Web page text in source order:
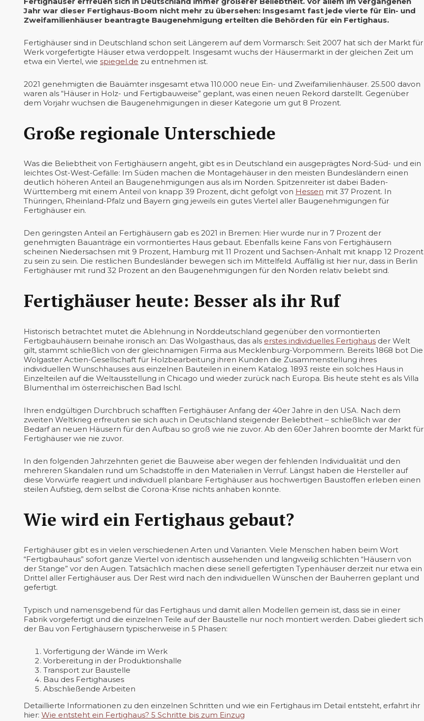
Jahr war dieser Fertighaus-Boom nicht mehr zu übersehen: Insgesamt fast jede vierte für Ein- und
Zweifamilienhäuser beantragte Baugenehmigung erteilten die Behörden für ein Fertighaus.
Fertighäuser sind in Deutschland schon seit Längerem auf dem Vormarsch: Seit 2007 hat sich der Markt für
Werk vorgefertigte Häuser etwa verdoppelt. Insgesamt wuchs der Häusermarkt in der gleichen Zeit um
etwa ein Viertel, wie spiegel.de zu entnehmen ist.
2021 genehmigten die Bauämter insgesamt etwa 110.000 neue Ein- und Zweifamilienhäuser. 25.500 davon
waren als “Häuser in Holz- und Fertigbauweise” geplant, was einen neuen Rekord darstellt. Gegenüber
dem Vorjahr wuchsen die Baugenehmigungen in dieser Kategorie um gut 8 Prozent.
Große regionale Unterschiede
Was die Beliebtheit von Fertighäusern angeht, gibt es in Deutschland ein ausgeprägtes Nord-Süd- und ein
leichtes Ost-West-Gefälle: Im Süden machen die Montagehäuser in den meisten Bundesländern einen
deutlich höheren Anteil an Baugenehmigungen aus als im Norden. Spitzenreiter ist dabei Baden-
Württemberg mit einem Anteil von knapp 39 Prozent, dicht gefolgt von Hessen mit 37 Prozent. In
Thüringen, Rheinland-Pfalz und Bayern ging jeweils ein gutes Viertel aller Baugenehmigungen für
Fertighäuser ein.
Den geringsten Anteil an Fertighäusern gab es 2021 in Bremen: Hier wurde nur in 7 Prozent der
genehmigten Bauanträge ein vormontiertes Haus gebaut. Ebenfalls keine Fans von Fertighäusern
scheinen Niedersachsen mit 9 Prozent, Hamburg mit 11 Prozent und Sachsen-Anhalt mit knapp 12 Prozent
zu sein zu sein. Die restlichen Bundesländer bewegen sich im Mittelfeld. Auffällig ist hier nur, dass in Berlin
Fertighäuser mit rund 32 Prozent an den Baugenehmigungen für den Norden relativ beliebt sind.
Fertighäuser heute: Besser als ihr Ruf
Historisch betrachtet mutet die Ablehnung in Norddeutschland gegenüber den vormontierten
Fertigbauhäusern beinahe ironisch an: Das Wolgasthaus, das als erstes individuelles Fertighaus der Welt
gilt, stammt schließlich von der gleichnamigen Firma aus Mecklenburg-Vorpommern. Bereits 1868 bot Die
Wolgaster Actien-Gesellschaft für Holzbearbeitung ihren Kunden die Zusammenstellung ihres
individuellen Wunschhauses aus einzelnen Bauteilen in einem Katalog. 1893 reiste ein solches Haus in
Einzelteilen auf die Weltausstellung in Chicago und wieder zurück nach Europa. Bis heute steht es als Villa
Blumenthal im österreichischen Bad Ischl.
Ihren endgültigen Durchbruch schafften Fertighäuser Anfang der 40er Jahre in den USA. Nach dem
zweiten Weltkrieg erfreuten sie sich auch in Deutschland steigender Beliebtheit – schließlich war der
Bedarf an neuen Häusern für den Aufbau so groß wie nie zuvor. Ab den 60er Jahren boomte der Markt für
Fertighäuser wie nie zuvor.
In den folgenden Jahrzehnten geriet die Bauweise aber wegen der fehlenden Individualität und den
mehreren Skandalen rund um Schadstoffe in den Materialien in Verruf. Längst haben die Hersteller auf
diese Vorwürfe reagiert und individuell planbare Fertighäuser aus hochwertigen Baustoffen erleben einen
steilen Aufstieg, dem selbst die Corona-Krise nichts anhaben konnte.
Wie wird ein Fertighaus gebaut?
Fertighäuser gibt es in vielen verschiedenen Arten und Varianten. Viele Menschen haben beim Wort
“Fertigbauhaus” sofort ganze Viertel von identisch aussehenden und langweilig schlichten “Häusern von
der Stange” vor den Augen. Tatsächlich machen diese seriell gefertigten Typenhäuser derzeit nur etwa ein
Drittel aller Fertighäuser aus. Der Rest wird nach den individuellen Wünschen der Bauherren geplant und
gefertigt.
Typisch und namensgebend für das Fertighaus und damit allen Modellen gemein ist, dass sie in einer
Fabrik vorgefertigt und die einzelnen Teile auf der Baustelle nur noch montiert werden. Dabei gliedert sich
der Bau von Fertighäusern typischerweise in 5 Phasen:
Vorfertigung der Wände im Werk
Vorbereitung in der Produktionshalle
Transport zur Baustelle
Bau des Fertighauses
Abschließende Arbeiten
Detaillierte Informationen zu den einzelnen Schritten und wie ein Fertighaus im Detail entsteht, erfahrt ihr
hier: Wie entsteht ein Fertighaus? 5 Schritte bis zum Einzug